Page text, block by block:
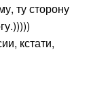
ту сторону
кстати,